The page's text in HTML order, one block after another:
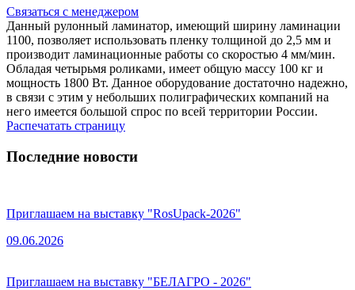
Связаться с менеджером
Данный рулонный ламинатор, имеющий ширину ламинации
1100, позволяет использовать пленку толщиной до 2,5 мм и
производит ламинационные работы со скоростью 4 мм/мин.
Обладая четырьмя роликами, имеет общую массу 100 кг и
мощность 1800 Вт. Данное оборудование достаточно надежно,
в связи с этим у небольших полиграфических компаний на
него имеется большой спрос по всей территории России.
Распечатать страницу
Последние новости
Приглашаем на выставку "RosUpack-2026"
09.06.2026
Приглашаем на выставку "БЕЛАГРО - 2026"